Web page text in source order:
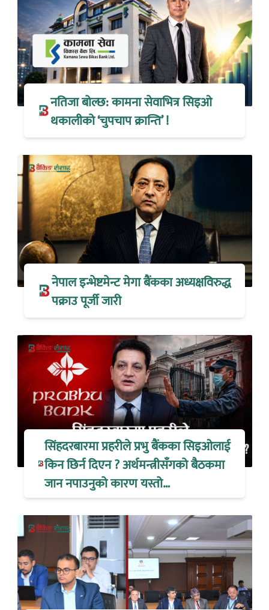
नतिजा बोल्छ: कामना सेवाभित्र सिइओ
थकालीको ‘चुपचाप क्रान्ति’ !
नेपाल इन्भेष्टमेन्ट मेगा बैंकका अध्यक्षविरुद्ध
पक्राउ पूर्जी जारी
सिंहदरबारमा प्रहरीले प्रभु बैंकका सिइओलाई
किन छिर्न दिएन ? अर्थमन्त्रीसँगको बैठकमा
जान नपाउनुको कारण यस्तो…